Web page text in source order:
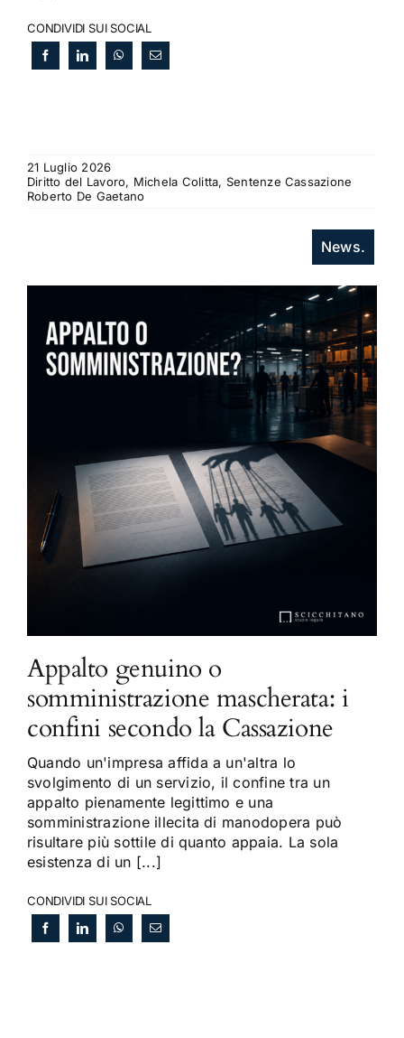
CONDIVIDI SUI SOCIAL
21 Luglio 2026
Diritto del Lavoro, Michela Colitta, Sentenze Cassazione
Roberto De Gaetano
News.
Appalto genuino o
somministrazione mascherata: i
confini secondo la Cassazione
Quando un'impresa affida a un'altra lo
svolgimento di un servizio, il confine tra un
appalto pienamente legittimo e una
somministrazione illecita di manodopera può
risultare più sottile di quanto appaia. La sola
esistenza di un [...]
CONDIVIDI SUI SOCIAL